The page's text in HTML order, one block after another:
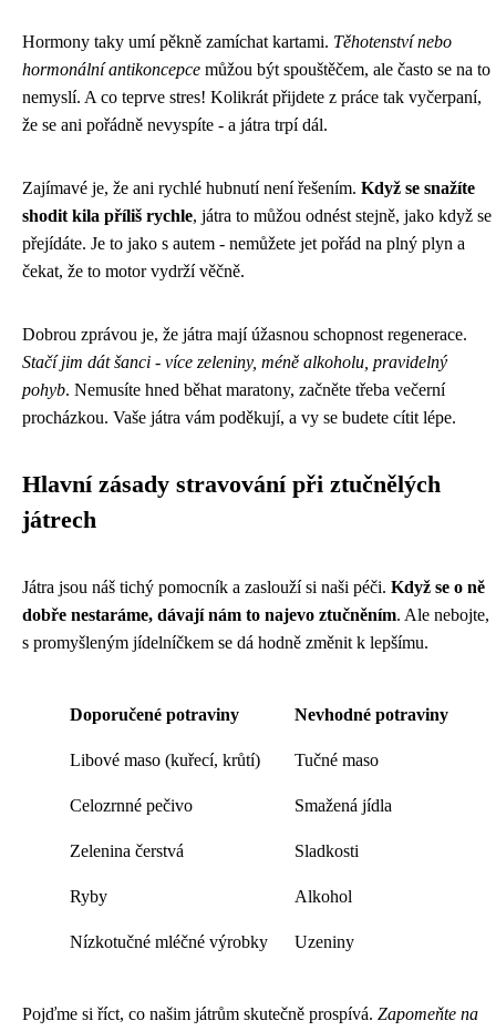
Hormony taky umí pěkně zamíchat kartami. Těhotenství nebo
hormonální antikoncepce můžou být spouštěčem, ale často se na to
nemyslí. A co teprve stres! Kolikrát přijdete z práce tak vyčerpaní,
že se ani pořádně nevyspíte - a játra trpí dál.
Zajímavé je, že ani rychlé hubnutí není řešením. Když se snažíte
shodit kila příliš rychle, játra to můžou odnést stejně, jako když se
přejídáte. Je to jako s autem - nemůžete jet pořád na plný plyn a
čekat, že to motor vydrží věčně.
Dobrou zprávou je, že játra mají úžasnou schopnost regenerace.
Stačí jim dát šanci - více zeleniny, méně alkoholu, pravidelný
pohyb. Nemusíte hned běhat maratony, začněte třeba večerní
procházkou. Vaše játra vám poděkují, a vy se budete cítit lépe.
Hlavní zásady stravování při ztučnělých
játrech
Játra jsou náš tichý pomocník a zaslouží si naši péči. Když se o ně
dobře nestaráme, dávají nám to najevo ztučněním. Ale nebojte,
s promyšleným jídelníčkem se dá hodně změnit k lepšímu.
Doporučené potraviny Nevhodné potraviny
Libové maso (kuřecí, krůtí) Tučné maso
Celozrnné pečivo Smažená jídla
Zelenina čerstvá Sladkosti
Ryby Alkohol
Nízkotučné mléčné výrobky Uzeniny
Pojďme si říct, co našim játrům skutečně prospívá. Zapomeňte na